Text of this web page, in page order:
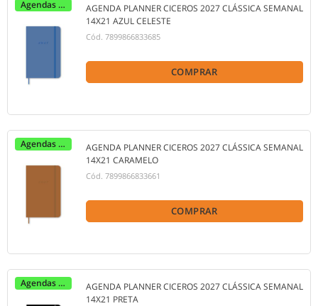
Agendas 2027
AGENDA PLANNER CICEROS 2027 CLÁSSICA SEMANAL
14X21 AZUL CELESTE
Cód. 7899866833685
COMPRAR
Agendas 2027
AGENDA PLANNER CICEROS 2027 CLÁSSICA SEMANAL
14X21 CARAMELO
Cód. 7899866833661
COMPRAR
Agendas 2027
AGENDA PLANNER CICEROS 2027 CLÁSSICA SEMANAL
14X21 PRETA